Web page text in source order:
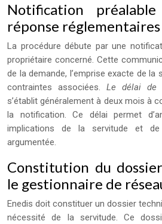
Notification
réponse réglementaires
La procédure débute par une
propriétaire concerné. Cette
de la demande, l’emprise exacte de la
contraintes associées. Le délai de
s’établit généralement à deux mois à
la notification. Ce délai permet
implications de la servitude et de
argumentée.
Constitution du
le gestionnaire de
Enedis doit constituer un dossier
nécessité de la servitude. Ce